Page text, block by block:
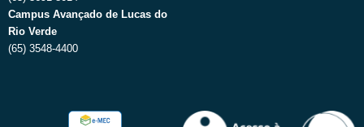
Campus Avançado de Lucas do
Rio Verde
(65) 3548-4400